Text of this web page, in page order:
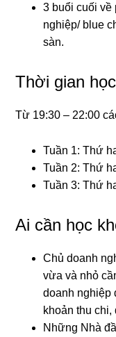
3 buổi cuối về
nghiệp/ blue
sàn.
Thời gian học
Từ 19:30 – 22:00
Tuần 1: Thứ
Tuần 2: Thứ
Tuần 3: Thứ
Ai cần học
Chủ doanh
vừa và nhỏ
doanh nghiệp
khoản thu
Những Nhà